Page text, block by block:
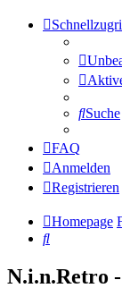
Suche
FAQ
Anmelden
Registrieren
Homepage
Suche
N.i.n.Retro